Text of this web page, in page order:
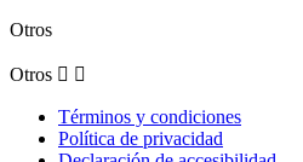
Otros
Otros  
Términos y condiciones
Política de privacidad